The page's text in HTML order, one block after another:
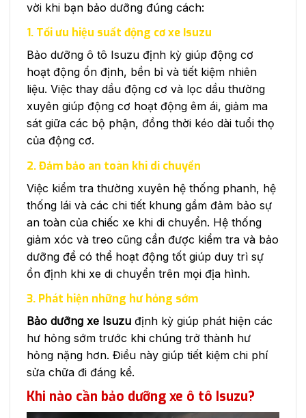
vời khi bạn bảo dưỡng đúng cách:
1. Tối ưu hiệu suất động cơ xe Isuzu
Bảo dưỡng ô tô Isuzu định kỳ giúp động cơ
hoạt động ổn định, bền bỉ và tiết kiệm nhiên
liệu. Việc thay dầu động cơ và lọc dầu thường
xuyên giúp động cơ hoạt động êm ái, giảm ma
sát giữa các bộ phận, đồng thời kéo dài tuổi thọ
của động cơ.
2. Đảm bảo an toàn khi di chuyển
Việc kiểm tra thường xuyên hệ thống phanh, hệ
thống lái và các chi tiết khung gầm đảm bảo sự
an toàn của chiếc xe khi di chuyển. Hệ thống
giảm xóc và treo cũng cần được kiểm tra và bảo
dưỡng để có thể hoạt động tốt giúp duy trì sự
ổn định khi xe di chuyển trên mọi địa hình.
3. Phát hiện những hư hỏng sớm
Bảo dưỡng xe Isuzu định kỳ giúp phát hiện các
hư hỏng sớm trước khi chúng trở thành hư
hỏng nặng hơn. Điều này giúp tiết kiệm chi phí
sửa chữa đi đáng kể.
Khi nào cần bảo dưỡng xe ô tô Isuzu?